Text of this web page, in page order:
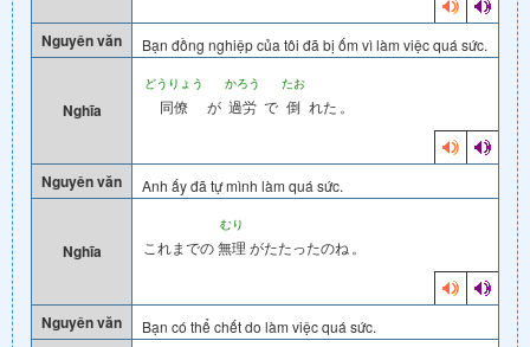
Nguyên văn Bạn đồng nghiệp của tôi đã bị ốm vì làm việc quá sức.
Nghĩa
どうりょう
同僚 が
かろう
過労 で
たお
倒 れた 。
Nguyên văn Anh ấy đã tự mình làm quá sức.
Nghĩa これまでの
むり
無理 がたたったのね 。
Nguyên văn Bạn có thể chết do làm việc quá sức.